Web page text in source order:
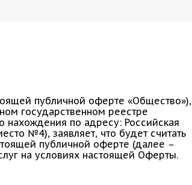
публичной оферте «Общество»),
государственном реестре
по адресу: Российская
№4), заявляет, что будет считать
публичной оферте (далее –
на условиях настоящей Оферты.